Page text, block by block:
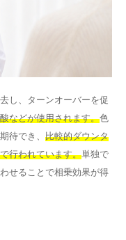
し、ターンオーバーを促
などが使用されます。色
待でき、 比較的ダウンタ
行われています。単独で
せることで相乗効果が得